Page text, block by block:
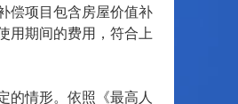
偿项目包含房屋价值补
用期间的费用，符合上
情形。依照《最高人